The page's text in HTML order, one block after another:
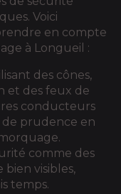
Voici
en compte
à Longueil :
des cônes,
et des feux de
conducteurs
prudence en
comme des
visibles,
temps.